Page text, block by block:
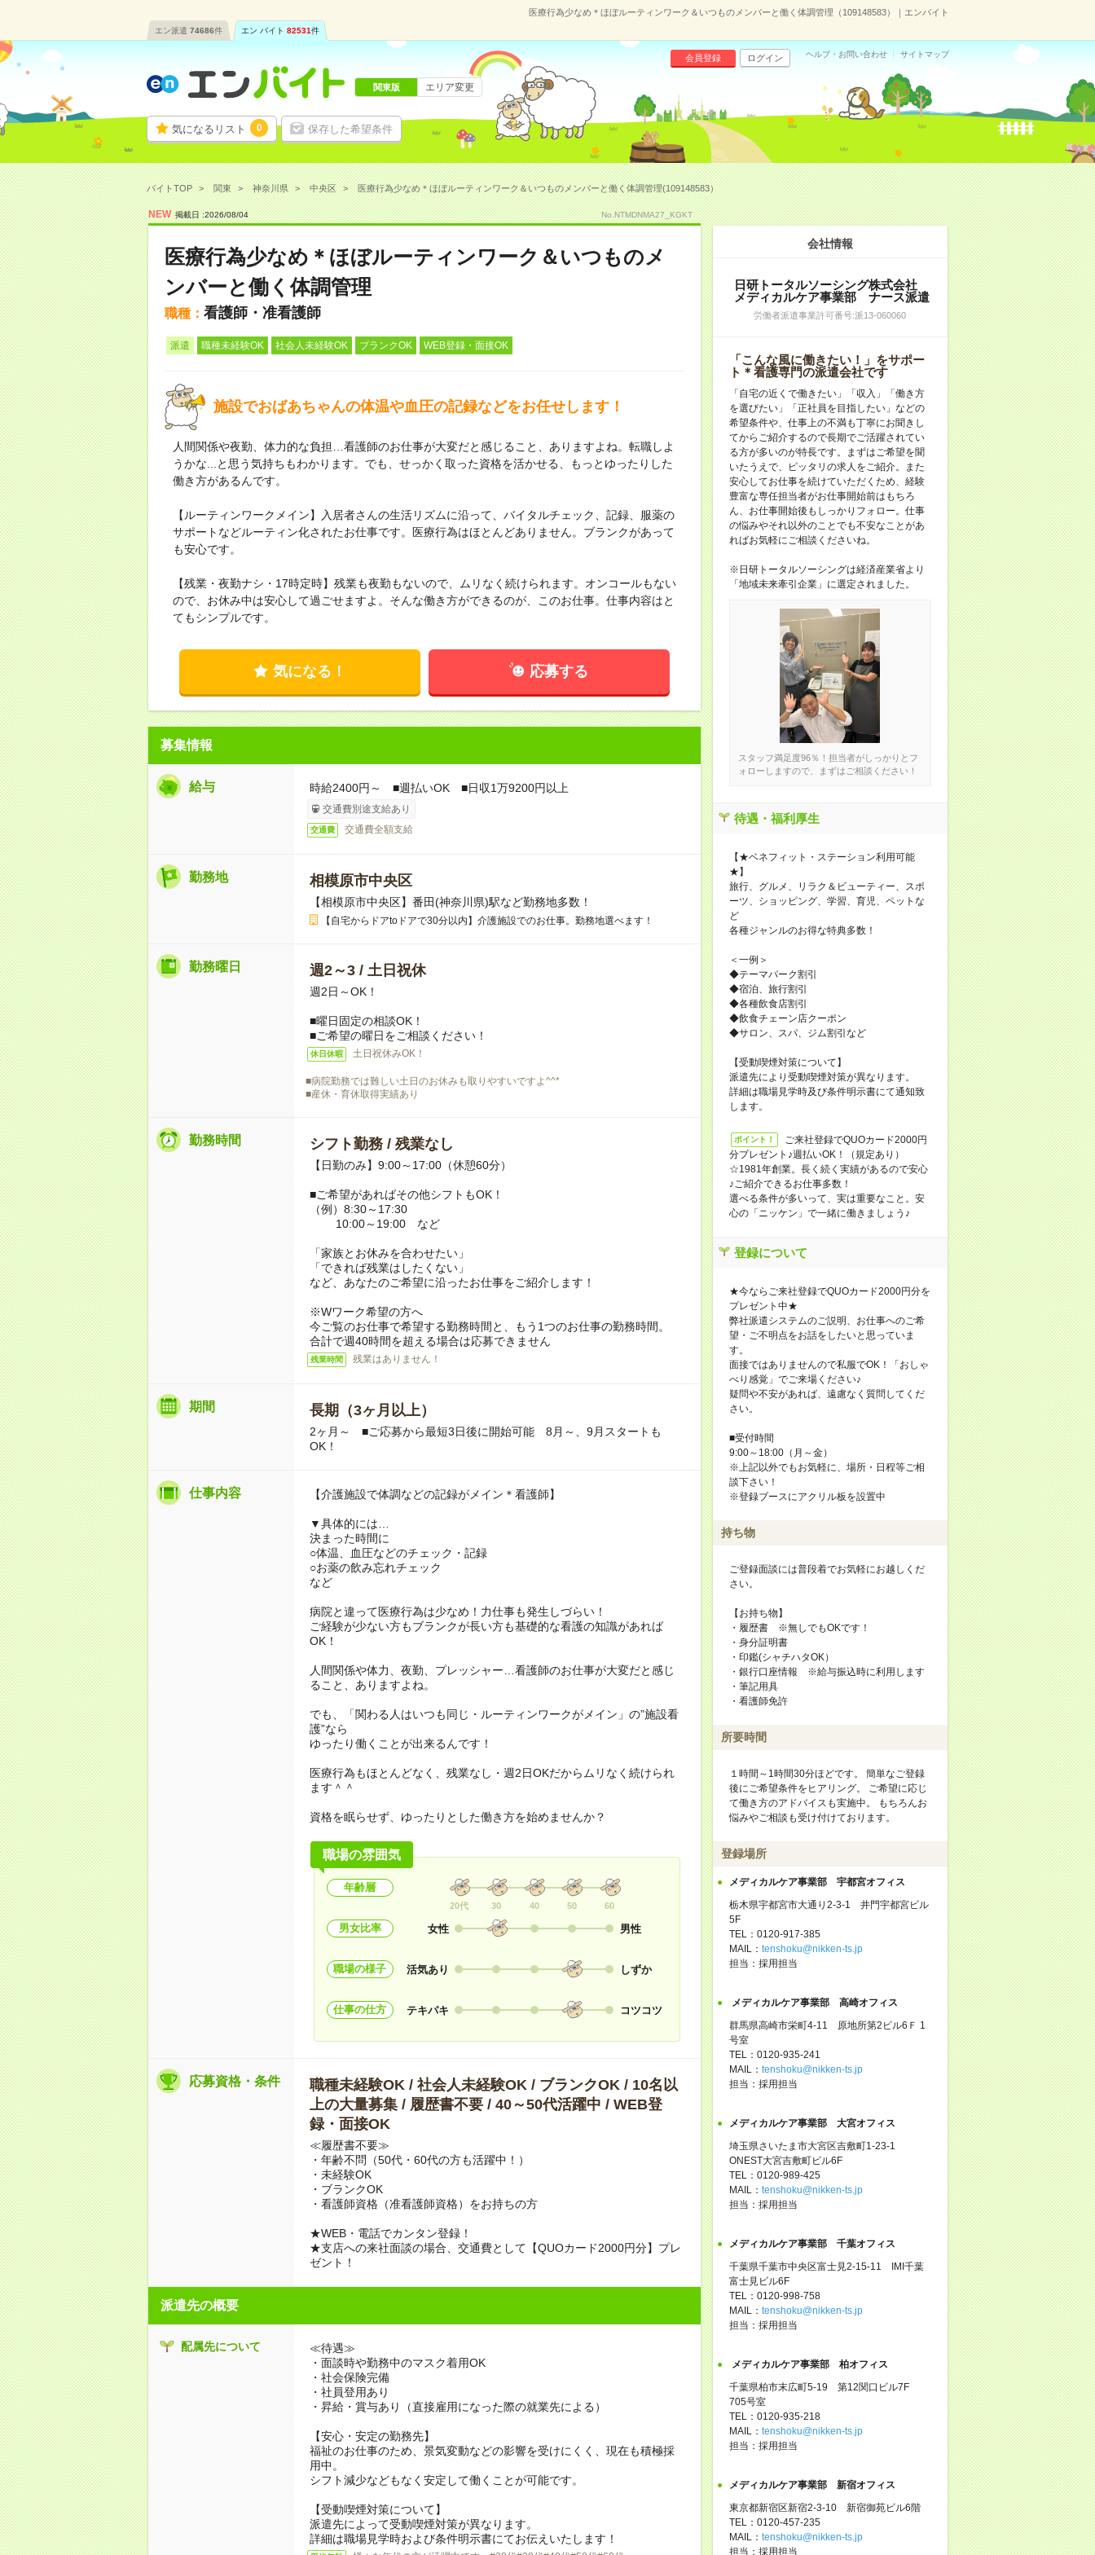
医療行為少なめ＊ほぼルーティンワーク＆いつものメンバーと働く体調管理（109148583）｜エンバイト
エン派遣 74686件 エン バイト 82531件
気になるリスト 0 保存した希望条件
会員登録 ログイン ヘルプ・お問い合わせ サイトマップ
関東版 エリア変更
バイトTOP 関東 神奈川県 中央区 医療行為少なめ＊ほぼルーティンワーク＆いつものメンバーと働く体調管理(109148583）
NEW 掲載日 :2026/08/04 No.NTMDNMA27_KGKT
医療行為少なめ＊ほぼルーティンワーク＆いつものメ
ンバーと働く体調管理
職種： 看護師・准看護師
派遣 職種未経験OK 社会人未経験OK ブランクOK WEB登録・面接OK
施設でおばあちゃんの体温や血圧の記録などをお任せします！
人間関係や夜勤、体力的な負担…看護師のお仕事が大変だと感じること、ありますよね。転職しよ
うかな...と思う気持ちもわかります。でも、せっかく取った資格を活かせる、もっとゆったりした
働き方があるんです。
【ルーティンワークメイン】入居者さんの生活リズムに沿って、バイタルチェック、記録、服薬の
サポートなどルーティン化されたお仕事です。医療行為はほとんどありません。ブランクがあって
も安心です。
【残業・夜勤ナシ・17時定時】残業も夜勤もないので、ムリなく続けられます。オンコールもない
ので、お休み中は安心して過ごせますよ。そんな働き方ができるのが、このお仕事。仕事内容はと
てもシンプルです。
気になる！ 応募する
募集情報
給与 時給2400円～ ■週払いOK ■日収1万9200円以上
交通費別途支給あり
交通費 交通費全額支給
勤務地 相模原市中央区
【相模原市中央区】番田(神奈川県)駅など勤務地多数！
【自宅からドアtoドアで30分以内】介護施設でのお仕事。勤務地選べます！
勤務曜日 週2～3 / 土日祝休
週2日～OK！
■曜日固定の相談OK！
■ご希望の曜日をご相談ください！
休日休暇 土日祝休みOK！
■病院勤務では難しい土日のお休みも取りやすいですよ^^*
■産休・育休取得実績あり
勤務時間 シフト勤務 / 残業なし
【日勤のみ】9:00～17:00（休憩60分）
■ご希望があればその他シフトもOK！
（例）8:30～17:30
10:00～19:00 など
「家族とお休みを合わせたい」
「できれば残業はしたくない」
など、あなたのご希望に沿ったお仕事をご紹介します！
※Wワーク希望の方へ
今ご覧のお仕事で希望する勤務時間と、もう1つのお仕事の勤務時間。
合計で週40時間を超える場合は応募できません
残業時間 残業はありません！
期間 長期（3ヶ月以上）
2ヶ月～ ■ご応募から最短3日後に開始可能 8月～、9月スタートも
OK！
仕事内容 【介護施設で体調などの記録がメイン＊看護師】
▼具体的には…
決まった時間に
○体温、血圧などのチェック・記録
○お薬の飲み忘れチェック
など
病院と違って医療行為は少なめ！力仕事も発生しづらい！
ご経験が少ない方もブランクが長い方も基礎的な看護の知識があれば
OK！
人間関係や体力、夜勤、プレッシャー…看護師のお仕事が大変だと感じ
ること、ありますよね。
でも、「関わる人はいつも同じ・ルーティンワークがメイン」の”施設看
護”なら
ゆったり働くことが出来るんです！
医療行為もほとんどなく、残業なし・週2日OKだからムリなく続けられ
ます＾＾
資格を眠らせず、ゆったりとした働き方を始めませんか？
職場の雰囲気
年齢層
20代 30 40 50 60
男女比率 女性 男性
職場の様子 活気あり しずか
仕事の仕方 テキパキ コツコツ
応募資格・条件
職種未経験OK / 社会人未経験OK / ブランクOK / 10名以
上の大量募集 / 履歴書不要 / 40～50代活躍中 / WEB登
録・面接OK
≪履歴書不要≫
・年齢不問（50代・60代の方も活躍中！）
・未経験OK
・ブランクOK
・看護師資格（准看護師資格）をお持ちの方
★WEB・電話でカンタン登録！
★支店への来社面談の場合、交通費として【QUOカード2000円分】プレ
ゼント！
派遣先の概要
配属先について
≪待遇≫
・面談時や勤務中のマスク着用OK
・社会保険完備
・社員登用あり
・昇給・賞与あり（直接雇用になった際の就業先による）
【安心・安定の勤務先】
福祉のお仕事のため、景気変動などの影響を受けにくく、現在も積極採
用中。
シフト減少などもなく安定して働くことが可能です。
【受動喫煙対策について】
派遣先によって受動喫煙対策が異なります。
詳細は職場見学時および条件明示書にてお伝えいたします！
会社情報
日研トータルソーシング株式会社
メディカルケア事業部 ナース派遣
労働者派遣事業許可番号:派13-060060
「こんな風に働きたい！」をサポー
ト＊看護専門の派遣会社です
「自宅の近くで働きたい」「収入」「働き方
を選びたい」「正社員を目指したい」などの
希望条件や、仕事上の不満も丁寧にお聞きし
てからご紹介するので長期でご活躍されてい
る方が多いのが特長です。まずはご希望を聞
いたうえで、ピッタリの求人をご紹介。また
安心してお仕事を続けていただくため、経験
豊富な専任担当者がお仕事開始前はもちろ
ん、お仕事開始後もしっかりフォロー。仕事
の悩みやそれ以外のことでも不安なことがあ
ればお気軽にご相談くださいね。
※日研トータルソーシングは経済産業省より
「地域未来牽引企業」に選定されました。
スタッフ満足度96％！担当者がしっかりとフ
ォローしますので、まずはご相談ください！
待遇・福利厚生
【★ベネフィット・ステーション利用可能
★】
旅行、グルメ、リラク＆ビューティー、スポ
ーツ、ショッピング、学習、育児、ペットな
ど
各種ジャンルのお得な特典多数！
＜一例＞
◆テーマパーク割引
◆宿泊、旅行割引
◆各種飲食店割引
◆飲食チェーン店クーポン
◆サロン、スパ、ジム割引など
【受動喫煙対策について】
派遣先により受動喫煙対策が異なります。
詳細は職場見学時及び条件明示書にて通知致
します。
ポイント！
ご来社登録でQUOカード2000円
分プレゼント♪週払いOK！（規定あり）
☆1981年創業。長く続く実績があるので安心
♪ご紹介できるお仕事多数！
選べる条件が多いって、実は重要なこと。安
心の「ニッケン」で一緒に働きましょう♪
登録について
★今ならご来社登録でQUOカード2000円分を
プレゼント中★
弊社派遣システムのご説明、お仕事へのご希
望・ご不明点をお話をしたいと思っていま
す。
面接ではありませんので私服でOK！「おしゃ
べり感覚」でご来場ください♪
疑問や不安があれば、遠慮なく質問してくだ
さい。
■受付時間
9:00～18:00（月～金）
※上記以外でもお気軽に、場所・日程等ご相
談下さい！
※登録ブースにアクリル板を設置中
持ち物
ご登録面談には普段着でお気軽にお越しくだ
さい。
【お持ち物】
・履歴書 ※無しでもOKです！
・身分証明書
・印鑑(シャチハタOK）
・銀行口座情報 ※給与振込時に利用します
・筆記用具
・看護師免許
所要時間
１時間～1時間30分ほどです。 簡単なご登録
後にご希望条件をヒアリング。 ご希望に応じ
て働き方のアドバイスも実施中。 もちろんお
悩みやご相談も受け付けております。
登録場所
メディカルケア事業部 宇都宮オフィス
栃木県宇都宮市大通り2-3-1 井門宇都宮ビル
5F
TEL：0120-917-385
MAIL： tenshoku@nikken-ts.jp
担当：採用担当
メディカルケア事業部 高崎オフィス
群馬県高崎市栄町4-11 原地所第2ビル6Ｆ 1
号室
TEL：0120-935-241
MAIL： tenshoku@nikken-ts.jp
担当：採用担当
メディカルケア事業部 大宮オフィス
埼玉県さいたま市大宮区吉敷町1-23-1
ONEST大宮吉敷町ビル6F
TEL：0120-989-425
MAIL： tenshoku@nikken-ts.jp
担当：採用担当
メディカルケア事業部 千葉オフィス
千葉県千葉市中央区富士見2-15-11 IMI千葉
富士見ビル6F
TEL：0120-998-758
MAIL： tenshoku@nikken-ts.jp
担当：採用担当
メディカルケア事業部 柏オフィス
千葉県柏市末広町5-19 第12関口ビル7F
705号室
TEL：0120-935-218
MAIL： tenshoku@nikken-ts.jp
担当：採用担当
メディカルケア事業部 新宿オフィス
東京都新宿区新宿2-3-10 新宿御苑ビル6階
TEL：0120-457-235
MAIL： tenshoku@nikken-ts.jp
担当：採用担当